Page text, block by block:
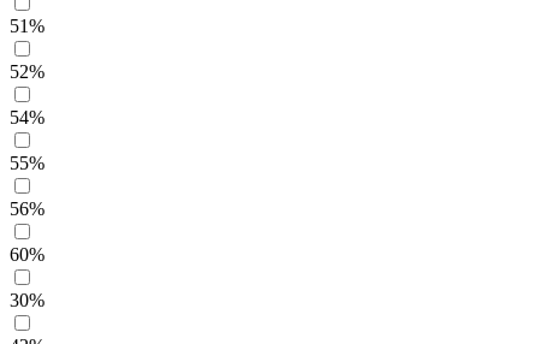
51%
52%
54%
55%
56%
60%
30%